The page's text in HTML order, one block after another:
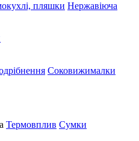
пляшки Нержавіюча
Соковижималки
Термовплив Сумки